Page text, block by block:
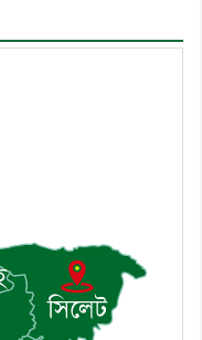
থেকে সম্মাননা
উপজেলা আইন-
সভা অনুষ্ঠিত
মুচি সম্প্রদায়ের
খন্দকার মারুফ